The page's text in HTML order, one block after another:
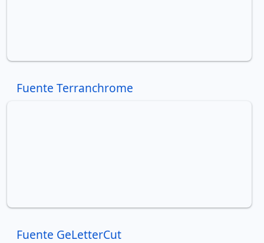
Fuente Terranchrome
Fuente GeLetterCut